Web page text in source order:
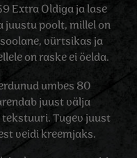
Extra Oldiga ja lase
juustu poolt, millel on
vürtsikas ja
on raske ei öelda.
umbes 80
juust välja
Tugev juust
veidi kreemjaks.